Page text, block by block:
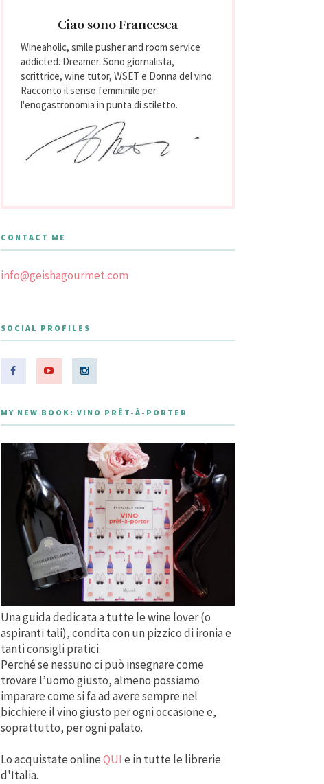
Ciao sono Francesca
Wineaholic, smile pusher and room service
addicted. Dreamer. Sono giornalista,
scrittrice, wine tutor, WSET e Donna del vino.
Racconto il senso femminile per
l'enogastronomia in punta di stiletto.
CONTACT ME
info@geishagourmet.com
SOCIAL PROFILES
MY NEW BOOK: VINO PRÊT-À-PORTER
Una guida dedicata a tutte le wine lover (o
aspiranti tali), condita con un pizzico di ironia e
tanti consigli pratici.
Perché se nessuno ci può insegnare come
trovare l’uomo giusto, almeno possiamo
imparare come si fa ad avere sempre nel
bicchiere il vino giusto per ogni occasione e,
soprattutto, per ogni palato.
Lo acquistate onlineQUI e in tutte le librerie
d'Italia.